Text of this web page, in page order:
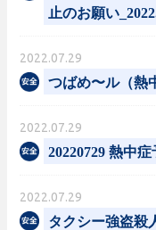
止のお願い
2022.07.29
つばめ〜ル（熱
2022.07.29
20220729 熱中
2022.07.29
タクシー強盗殺